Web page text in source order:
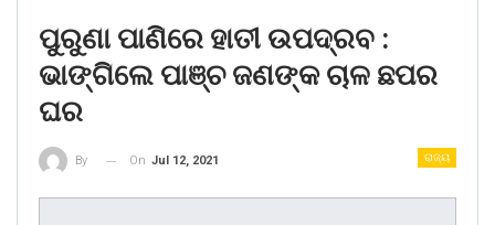
ପୁରୁଣା ପାଣିରେ ହାତୀ ଉପଦ୍ରବ :
ଭାଙ୍ଗିଲେ ପାଞ୍ଚ ଜଣଙ୍କ ଚାଳ ଛପର
ଘର
ରାଜ୍ୟ
By On Jul 12, 2021